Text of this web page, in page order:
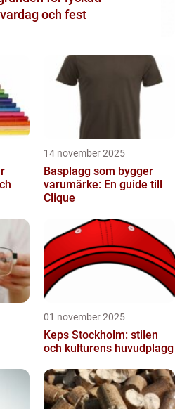
och fest
14 november 2025
Basplagg som bygger
varumärke: En guide till
Clique
01 november 2025
Keps Stockholm: stilen
och kulturens huvudplagg